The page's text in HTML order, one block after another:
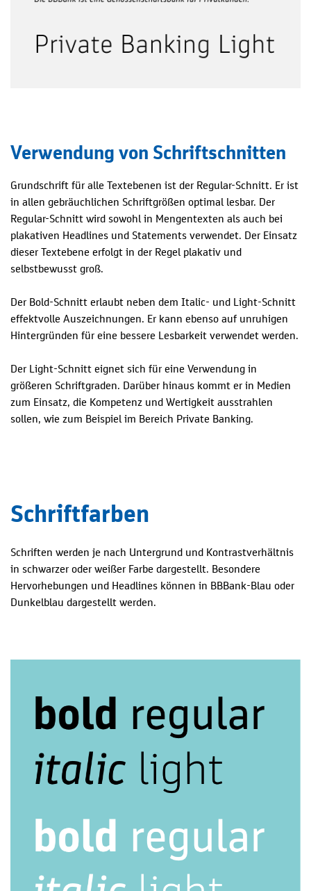
Verwendung von Schriftschnitten
Grundschrift für alle Textebenen ist der Regular-Schnitt. Er ist
in allen gebräuchlichen Schriftgrößen optimal lesbar. Der
Regular-Schnitt wird sowohl in Mengentexten als auch bei
plakativen Headlines und Statements verwendet. Der Einsatz
dieser Textebene erfolgt in der Regel plakativ und
selbstbewusst groß.
Der Bold-Schnitt erlaubt neben dem Italic- und Light-Schnitt
effektvolle Auszeichnungen. Er kann ebenso auf unruhigen
Hintergründen für eine bessere Lesbarkeit verwendet werden.
Der Light-Schnitt eignet sich für eine Verwendung in
größeren Schriftgraden. Darüber hinaus kommt er in Medien
zum Einsatz, die Kompetenz und Wertigkeit ausstrahlen
sollen, wie zum Beispiel im Bereich Private Banking.
Schriftfarben
Schriften werden je nach Untergrund und Kontrastverhältnis
in schwarzer oder weißer Farbe dargestellt. Besondere
Hervorhebungen und Headlines können in BBBank-Blau oder
Dunkelblau dargestellt werden.